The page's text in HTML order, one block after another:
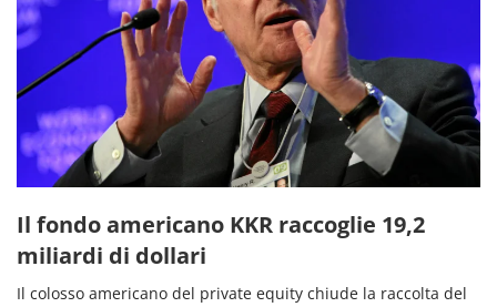
Il fondo americano KKR raccoglie 19,2
miliardi di dollari
Il colosso americano del private equity chiude la raccolta del